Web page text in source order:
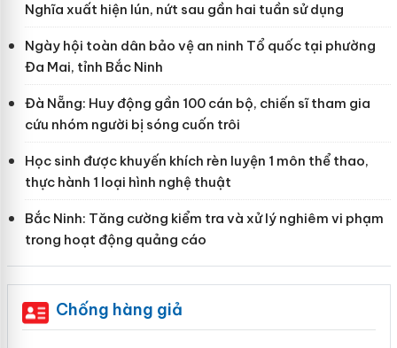
Nghĩa xuất hiện lún, nứt sau gần hai tuần sử dụng
Ngày hội toàn dân bảo vệ an ninh Tổ quốc tại phường
Đa Mai, tỉnh Bắc Ninh
Đà Nẵng: Huy động gần 100 cán bộ, chiến sĩ tham gia
cứu nhóm người bị sóng cuốn trôi
Học sinh được khuyến khích rèn luyện 1 môn thể thao,
thực hành 1 loại hình nghệ thuật
Bắc Ninh: Tăng cường kiểm tra và xử lý nghiêm vi phạm
trong hoạt động quảng cáo
Chống hàng giả